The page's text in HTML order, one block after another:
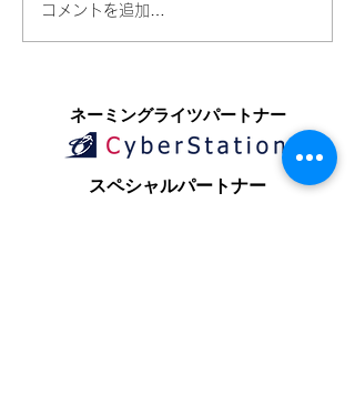
コメントを追加…
​ネーミングライツパートナー
​スペシャルパートナー